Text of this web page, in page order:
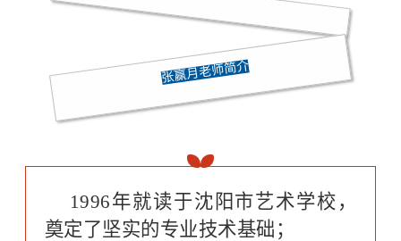
张赢月老师简介
1996年就读于沈阳市艺术学校，
奠定了坚实的专业技术基础；